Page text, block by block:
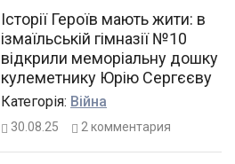
Історії Героїв мають жити: в
ізмаїльській гімназії №10
відкрили меморіальну дошку
кулеметнику Юрію Сергєєву
Категорiя: Війна
30.08.25 2 комментария